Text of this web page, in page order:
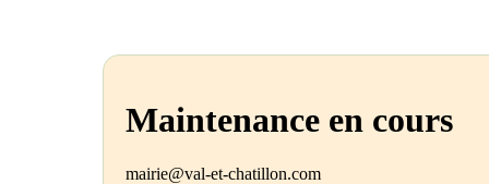
Maintenance en cours
mairie@val-et-chatillon.com